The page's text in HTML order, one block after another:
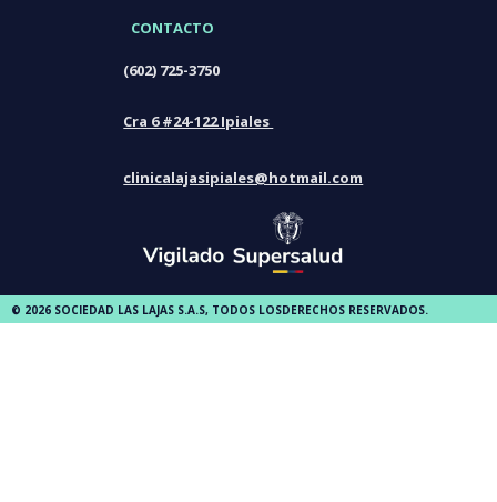
CONTACTO
(602) 725-3750
Cra 6 #24-122 Ipiales
clinicalajasipiales@hotmail.com
© 2026 SOCIEDAD LAS LAJAS S.A.S, TODOS LOSDERECHOS RESERVADOS.